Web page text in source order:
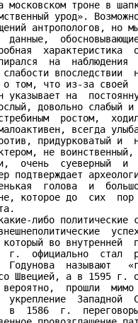
московском троне в
урод».
антропологов, но
данные,
характеристика
на
слабости
о том, что из-за своей
на
довольно слабый
ростом,
всегда
придурковатый и
не
очень  суеверный
подтверждает
голова  и
которое до  сих
либо политические
во внутренней
г.  официально  стал
Годунова  называют
Швецией, а в 1595 г.
прошли
укрепление  Западной
в  1586  г.